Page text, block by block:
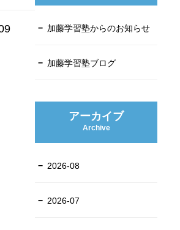
加藤学習塾からのお知らせ
加藤学習塾ブログ
アーカイブ
Archive
2026-08
2026-07